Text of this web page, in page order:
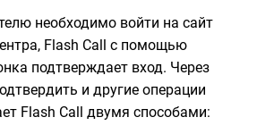
необходимо войти на сайт
Flash Call с помощью
подтверждает вход. Через
и другие операции
Flash Call двумя способами: